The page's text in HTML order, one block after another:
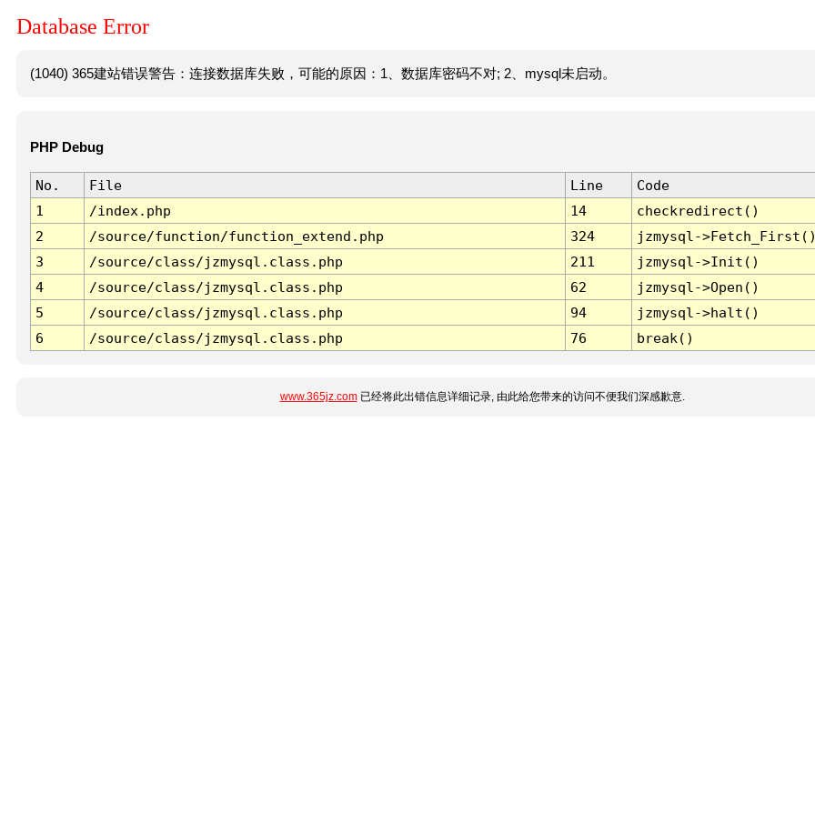
Database Error
(1040) 365建站错误警告：连接数据库失败，可能的原因：1、数据库密码不对; 2、mysql未启动。
PHP Debug
No. File Line
Code
1
/index.php 14
checkredirect()
2
/source/function/function_extend.php 324
jzmysql-
3
/source/class/jzmysql.class.php 211
jzmysql->Init()
4
/source/class/jzmysql.class.php 62
jzmysql->Open()
5
/source/class/jzmysql.class.php 94
jzmysql->halt()
6
/source/class/jzmysql.class.php 76 break()
www.365jz.com已经将此出错信息详细记录, 由此给您带来的访问不便我们深感歉意.